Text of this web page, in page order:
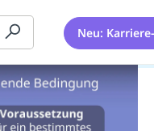
Neu: